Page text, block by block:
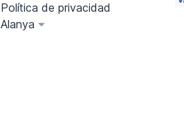
Política de privacidad
Alanya